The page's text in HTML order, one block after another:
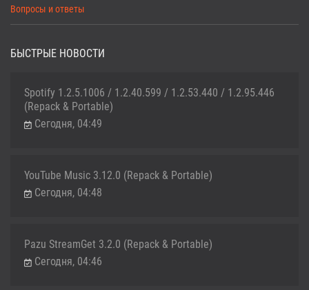
Вопросы и ответы
БЫСТРЫЕ НОВОСТИ
Spotify 1.2.5.1006 / 1.2.40.599 / 1.2.53.440 / 1.2.95.446
(Repack & Portable)
Сегодня, 04:49
YouTube Music 3.12.0 (Repack & Portable)
Сегодня, 04:48
Pazu StreamGet 3.2.0 (Repack & Portable)
Сегодня, 04:46